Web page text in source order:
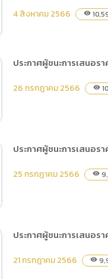
4 สิงหาคม 2566 visibility
ประกาศผู้ชนะการเสนอร
26 กรกฎาคม 2566 visibility
ประกาศผู้ชนะการเสนอร
25 กรกฎาคม 2566 visibility
ประกาศผู้ชนะการเสนอ
21 กรกฎาคม 2566 visibility